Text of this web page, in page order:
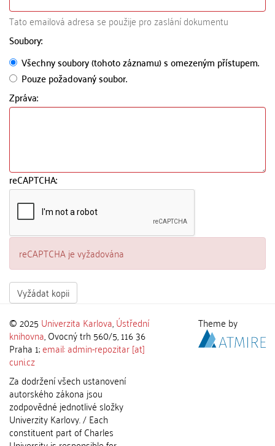
Tato emailová adresa se použije pro zaslání dokumentu
Soubory:
Všechny soubory (tohoto záznamu) s omezeným přístupem.
Pouze požadovaný soubor.
Zpráva:
reCAPTCHA:
reCAPTCHA je vyžadována
Vyžádat kopii
© 2025 Univerzita Karlova,Ústřední
knihovna, Ovocný trh 560/5, 116 36
Praha 1;email: admin-repozitar [at]
cuni.cz
Za dodržení všech ustanovení
autorského zákona jsou
zodpovědné jednotlivé složky
Univerzity Karlovy. / Each
constituent part of Charles
Theme by